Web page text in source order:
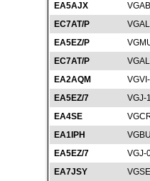
EA5AJX
EC7AT/P
EA5EZ/P
EC7AT/P
EA2AQM
EA5EZ/7
VGJ-
EA4SE
EA1IPH
EA5EZ/7
VGJ-
EA7JSY